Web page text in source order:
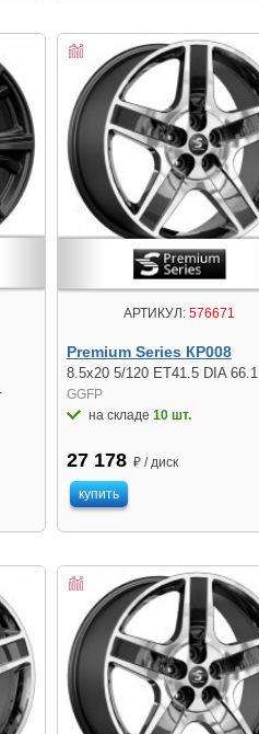
АРТИКУЛ:576671
Premium Series КР008
8.5x20 5/120 ET41.5 DIA 66.1
GGFP
на складе 10 шт.
27 178 ₽ / диск
купить